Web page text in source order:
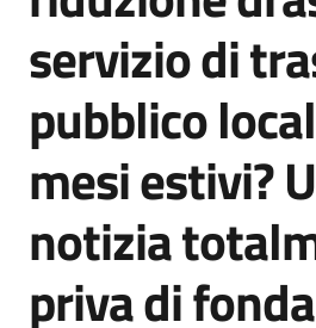
Agenzia
di
informazione
comunicazione
Seguici
su
servizio di
pubblico
mesi estivi?
notizia
priva di